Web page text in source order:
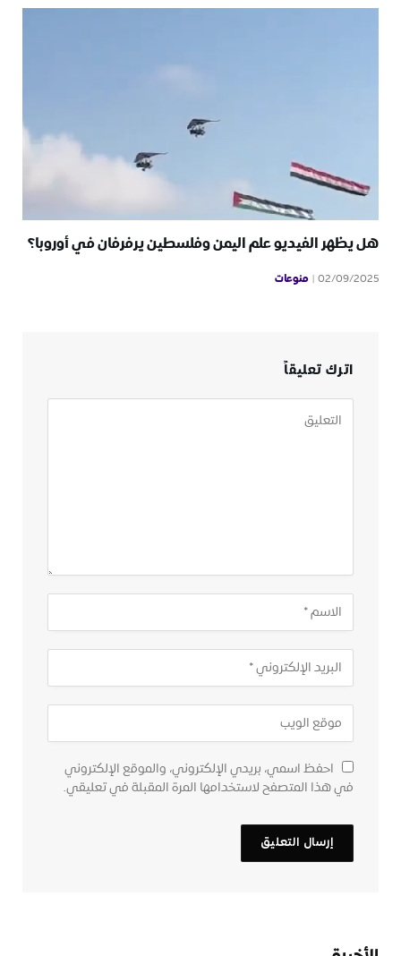
هل يظهر الفيديو علم اليمن وفلسطين يرفرفان في أوروبا؟
02/09/2025 منوعات
اترك تعليقاً
احفظ اسمي، بريدي الإلكتروني، والموقع الإلكتروني
في هذا المتصفح لاستخدامها المرة المقبلة في تعليقي.